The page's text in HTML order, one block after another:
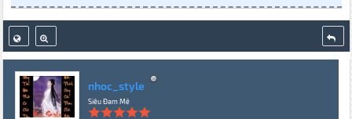
nhoc_style
Siêu Đam Mê